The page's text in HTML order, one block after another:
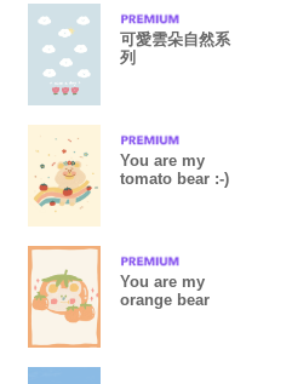
可愛雲朵自然系
列
You are my
tomato bear :-)
You are my
orange bear